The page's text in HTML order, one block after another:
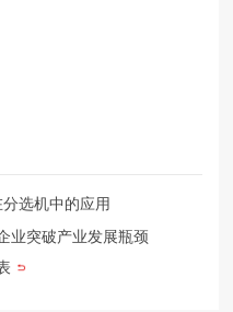
分选机中的应用
业突破产业发展瓶颈